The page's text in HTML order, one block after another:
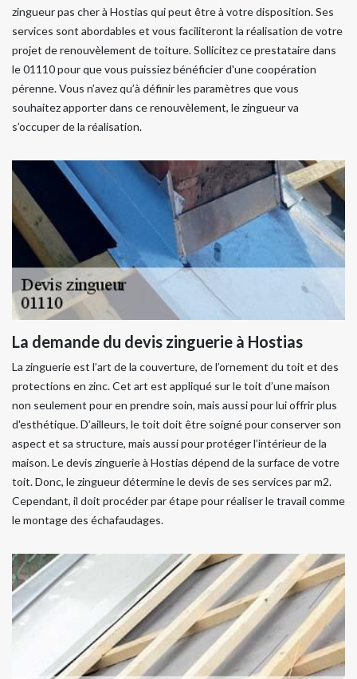
zingueur pas cher à Hostias qui peut être à votre disposition. Ses
services sont abordables et vous faciliteront la réalisation de votre
projet de renouvèlement de toiture. Sollicitez ce prestataire dans
le 01110 pour que vous puissiez bénéficier d'une coopération
pérenne. Vous n’avez qu’à définir les paramètres que vous
souhaitez apporter dans ce renouvèlement, le zingueur va
s’occuper de la réalisation.
La demande du devis zinguerie à Hostias
La zinguerie est l’art de la couverture, de l’ornement du toit et des
protections en zinc. Cet art est appliqué sur le toit d’une maison
non seulement pour en prendre soin, mais aussi pour lui offrir plus
d'esthétique. D’ailleurs, le toit doit être soigné pour conserver son
aspect et sa structure, mais aussi pour protéger l’intérieur de la
maison. Le devis zinguerie à Hostias dépend de la surface de votre
toit. Donc, le zingueur détermine le devis de ses services par m2.
Cependant, il doit procéder par étape pour réaliser le travail comme
le montage des échafaudages.